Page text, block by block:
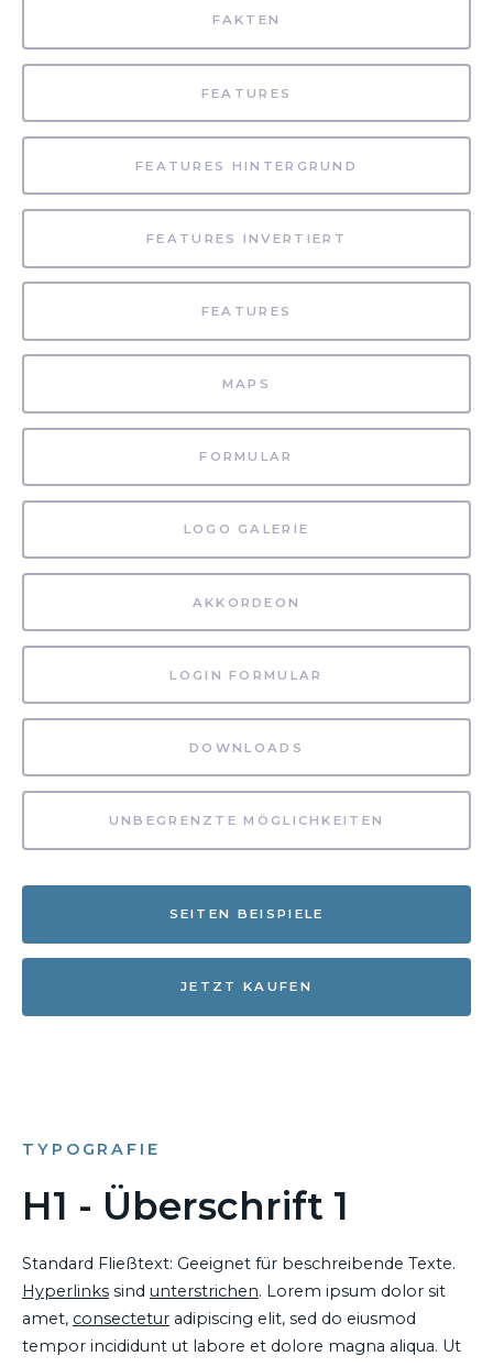
FAKTEN
FEATURES
FEATURES HINTERGRUND
FEATURES INVERTIERT
FEATURES
MAPS
FORMULAR
LOGO GALERIE
AKKORDEON
LOGIN FORMULAR
DOWNLOADS
UNBEGRENZTE MÖGLICHKEITEN
SEITEN BEISPIELE
JETZT KAUFEN
TYPOGRAFIE
H1 - Überschrift 1
Standard Fließtext: Geeignet für beschreibende Texte.
Hyperlinks sind unterstrichen. Lorem ipsum dolor sit
amet, consectetur adipiscing elit, sed do eiusmod
tempor incididunt ut labore et dolore magna aliqua. Ut